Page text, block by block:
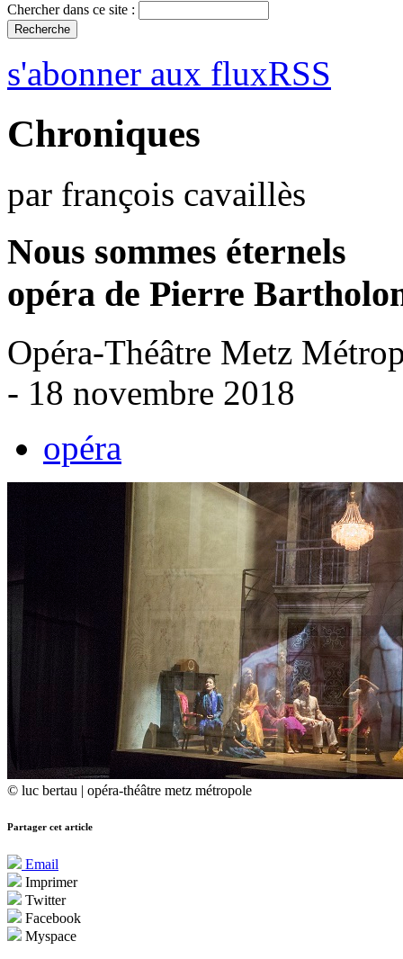
Chercher dans ce site :
s'abonner aux fluxRSS
Chroniques
par françois cavaillès
Nous sommes éternels
opéra de Pierre
Opéra-Théâtre Metz
- 18 novembre 2018
opéra
© luc bertau | opéra-théâtre metz métropole
Partager cet article
Email
Imprimer
Twitter
Facebook
Myspace